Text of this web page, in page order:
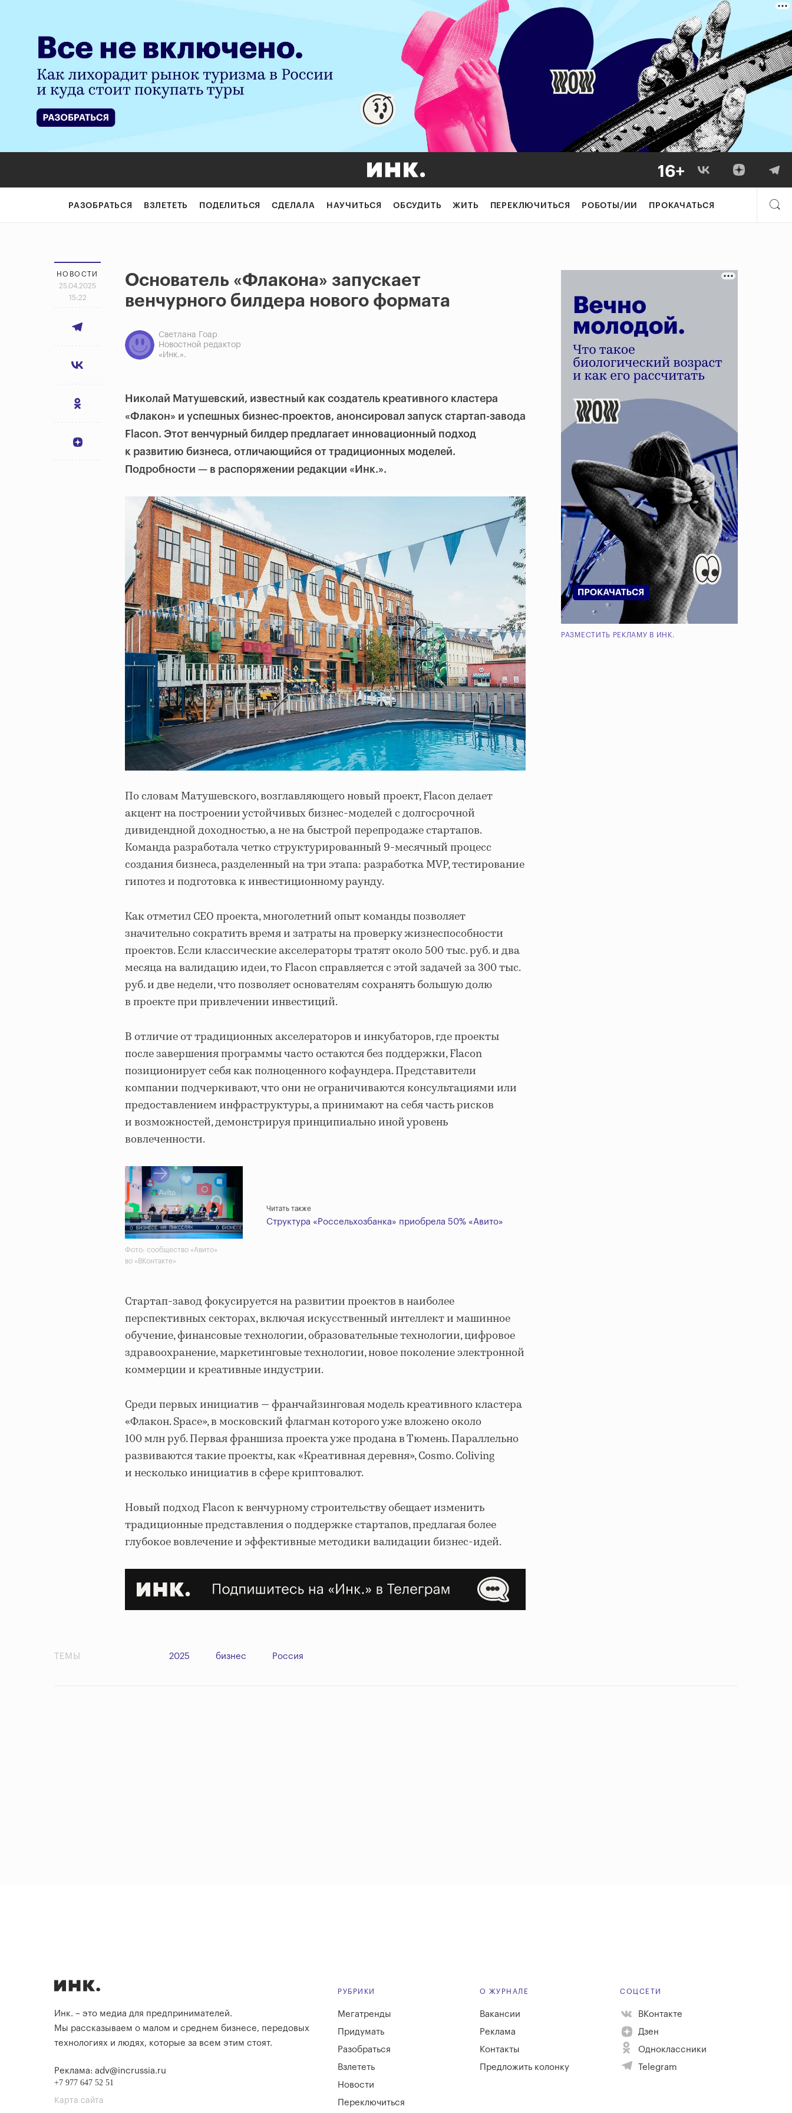
РАЗОБРАТЬСЯ ВЗЛЕТЕТЬ ПОДЕЛИТЬСЯ СДЕЛАЛА НАУЧИТЬСЯ ОБСУДИТЬ ЖИТЬ ПЕРЕКЛЮЧИТЬСЯ РОБОТЫ/ИИ ПРОКАЧАТЬСЯ
НОВОСТИ
25.04.2025
15:22
Основатель «Флакона» запускает
венчурного билдера нового формата
Светлана Гоар
Новостной редактор
«Инк.».
Николай Матушевский, известный как создатель креативного кластера
«Флакон» и успешных бизнес-проектов, анонсировал запуск стартап-завода
Flacon. Этот венчурный билдер предлагает инновационный подход
к развитию бизнеса, отличающийся от традиционных моделей.
Подробности — в распоряжении редакции «Инк.».
По словам Матушевского, возглавляющего новый проект, Flacon делает
акцент на построении устойчивых бизнес-моделей с долгосрочной
дивидендной доходностью, а не на быстрой перепродаже стартапов.
Команда разработала четко структурированный 9-месячный процесс
создания бизнеса, разделенный на три этапа: разработка MVP, тестирование
гипотез и подготовка к инвестиционному раунду.
Как отметил CEO проекта, многолетний опыт команды позволяет
значительно сократить время и затраты на проверку жизнеспособности
проектов. Если классические акселераторы тратят около 500 тыс. руб. и два
месяца на валидацию идеи, то Flacon справляется с этой задачей за 300 тыс.
руб. и две недели, что позволяет основателям сохранять большую долю
в проекте при привлечении инвестиций.
В отличие от традиционных акселераторов и инкубаторов, где проекты
после завершения программы часто остаются без поддержки, Flacon
позиционирует себя как полноценного кофаундера. Представители
компании подчеркивают, что они не ограничиваются консультациями или
предоставлением инфраструктуры, а принимают на себя часть рисков
и возможностей, демонстрируя принципиально иной уровень
вовлеченности.
Фото: сообщество «Авито»
во «ВКонтакте»
Читать также
Структура «Россельхозбанка» приобрела 50% «Авито»
Стартап-завод фокусируется на развитии проектов в наиболее
перспективных секторах, включая искусственный интеллект и машинное
обучение, финансовые технологии, образовательные технологии, цифровое
здравоохранение, маркетинговые технологии, новое поколение электронной
коммерции и креативные индустрии.
Среди первых инициатив — франчайзинговая модель креативного кластера
«Флакон. Space», в московский флагман которого уже вложено около
100 млн руб. Первая франшиза проекта уже продана в Тюмень. Параллельно
развиваются такие проекты, как «Креативная деревня», Cosmo. Coliving
и несколько инициатив в сфере криптовалют.
Новый подход Flacon к венчурному строительству обещает изменить
традиционные представления о поддержке стартапов, предлагая более
глубокое вовлечение и эффективные методики валидации бизнес-идей.
РАЗМЕСТИТЬ РЕКЛАМУ В ИНК.
ТЕМЫ 2025 бизнес Россия
Инк. – это медиа для предпринимателей.
Мы рассказываем о малом и среднем бизнесе, передовых
технологиях и людях, которые за всем этим стоят.
Реклама: adv@incrussia.ru
+7 977 647 52 51
Карта сайта
РУБРИКИ
Мегатренды
Придумать
Разобраться
Взлететь
Новости
Переключиться
О ЖУРНАЛЕ
Вакансии
Реклама
Контакты
Предложить колонку
СОЦСЕТИ
ВКонтакте
Дзен
Одноклассники
Telegram